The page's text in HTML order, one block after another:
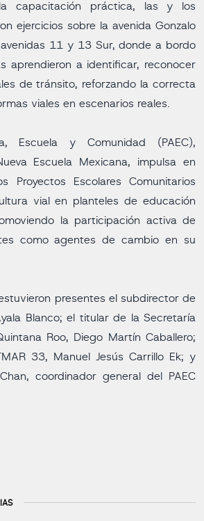
capacitación práctica, las y los
ejercicios sobre la avenida Gonzalo
11 y 13 Sur, donde a bordo
aprendieron a identificar, reconocer
de tránsito, reforzando la correcta
viales en escenarios reales.
Escuela y Comunidad (PAEC),
Escuela Mexicana, impulsa en
Proyectos Escolares Comunitarios
vial en planteles de educación
la participación activa de
como agentes de cambio en su
presentes el subdirector de
Blanco; el titular de la Secretaría
Roo, Diego Martín Caballero;
33, Manuel Jesús Carrillo Ek; y
coordinador general del PAEC